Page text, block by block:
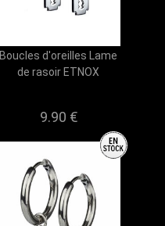
Boucles d'oreilles Lame
de rasoir ETNOX
9.90 €